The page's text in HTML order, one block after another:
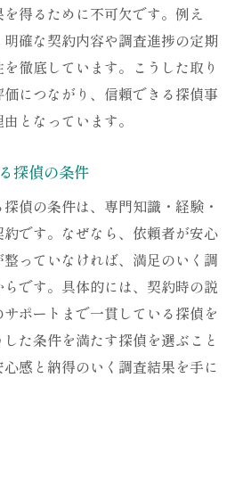
得るために不可欠です。例え
確な契約内容や調査進捗の定期
徹底しています。こうした取り
につながり、信頼できる探偵事
となっています。
探偵の条件
偵の条件は、専門知識・経験・
です。なぜなら、依頼者が安心
っていなければ、満足のいく調
です。具体的には、契約時の説
ポートまで一貫している探偵を
た条件を満たす探偵を選ぶこと
感と納得のいく調査結果を手に